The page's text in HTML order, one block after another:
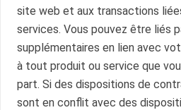
site web et aux transactions
services. Vous pouvez être liés
supplémentaires en lien avec
à tout produit ou service que
part. Si des dispositions de
sont en conflit avec des